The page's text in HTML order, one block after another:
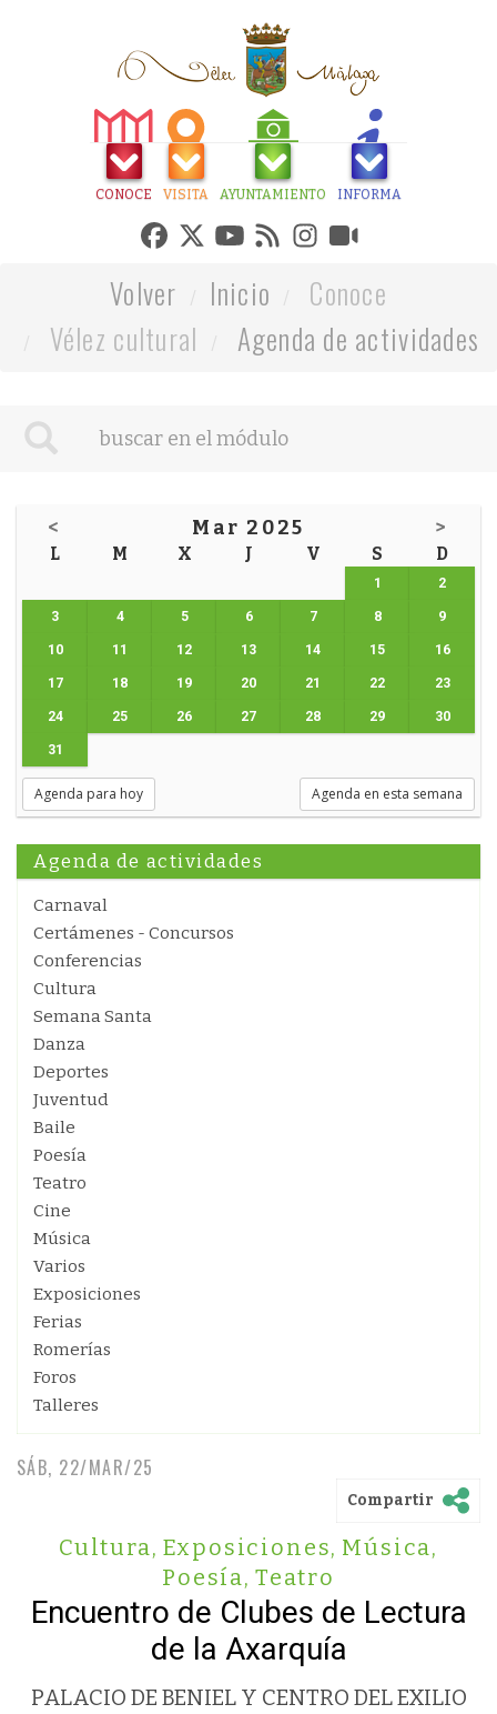
CONOCE VISITA AYUNTAMIENTO INFORMA
Volver Inicio
Conoce
Vélez cultural
Agenda de actividades
< Mar 2025 >
L M X J V S D
1 2
3 4 5 6 7 8 9
10 11 12 13 14 15 16
17 18 19 20 21 22 23
24 25 26 27 28 29 30
31
Agenda para hoy Agenda en esta semana
Agenda de actividades
Carnaval
Certámenes - Concursos
Conferencias
Cultura
Semana Santa
Danza
Deportes
Juventud
Baile
Poesía
Teatro
Cine
Música
Varios
Exposiciones
Ferias
Romerías
Foros
Talleres
SÁB, 22/MAR/25
Compartir
Cultura, Exposiciones, Música,
Poesía, Teatro
Encuentro de Clubes de Lectura
de la Axarquía
PALACIO DE BENIEL Y CENTRO DEL EXILIO